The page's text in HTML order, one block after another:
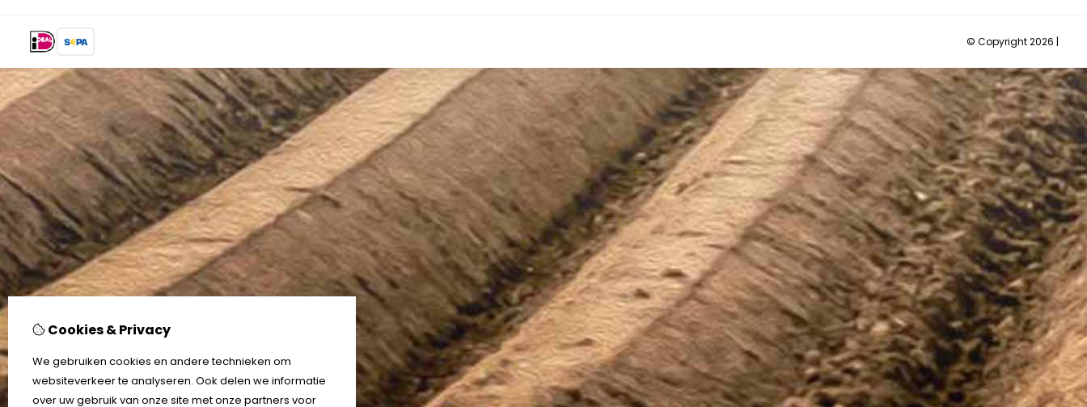
© Copyright 2026 |
Cookies & Privacy
We gebruiken cookies en andere technieken om
websiteverkeer te analyseren. Ook delen we informatie
over uw gebruik van onze site met onze partners voor